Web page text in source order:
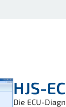
HJS-
Die ECU-